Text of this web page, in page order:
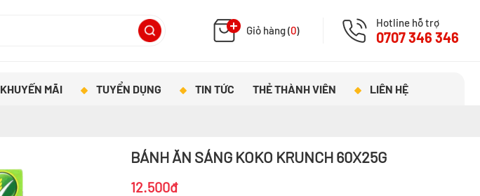
Giỏ hàng (0)
Hotline hỗ trợ
0707 346 346
KHUYẾN MÃI TUYỂN DỤNG TIN TỨC THẺ THÀNH VIÊN LIÊN HỆ
BÁNH ĂN SÁNG KOKO KRUNCH 60X25G
12.500đ